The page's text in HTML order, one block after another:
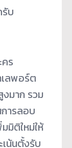
บ
ร
ลพอร์ต
มาก รวม
ารลอบ
มิติใหม่ให้
น้นตั้งรับ